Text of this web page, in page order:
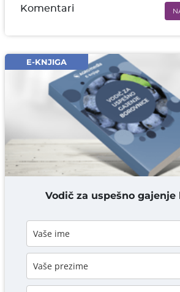
Komentari
Email* obavezno
Komentar* obavezno
DODAJ
E-KNJIGA
Vodič za uspešno gajenje